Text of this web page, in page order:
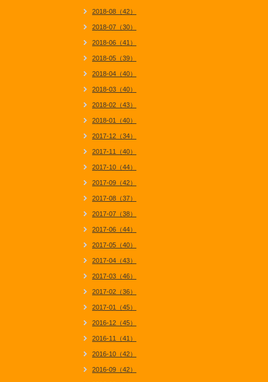
2018-08（42）
2018-07（30）
2018-06（41）
2018-05（39）
2018-04（40）
2018-03（40）
2018-02（43）
2018-01（40）
2017-12（34）
2017-11（40）
2017-10（44）
2017-09（42）
2017-08（37）
2017-07（38）
2017-06（44）
2017-05（40）
2017-04（43）
2017-03（46）
2017-02（36）
2017-01（45）
2016-12（45）
2016-11（41）
2016-10（42）
2016-09（42）